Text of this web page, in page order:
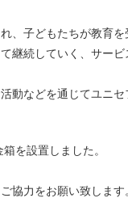
、子どもたちが教育を
継続していく、サー
動などを通じてユニセ
を設置しました。
協力をお願い致します